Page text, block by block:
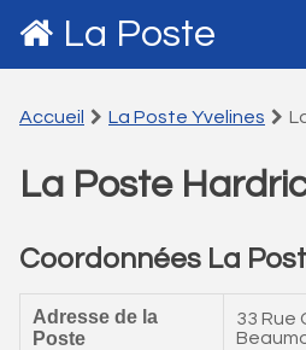
La Poste
Accueil La Poste Yvelines
La Poste
Coordonnées La
Adresse de la
Poste
33 Rue